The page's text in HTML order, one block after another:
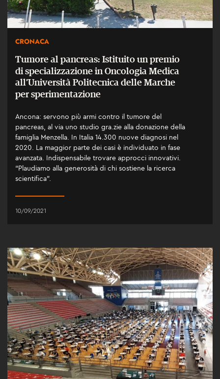
CRONACA
Tumore al pancreas: Istituito un premio
di specializzazione in Oncologia Medica
all’Università Politecnica delle Marche
per sperimentazione
Ancona: servono più armi contro il tumore del
pancreas, al via uno studio gra.zie alla donazione della
famiglia Menzella. In Italia 14.300 nuove diagnosi nel
2020. La maggior parte dei casi è individuato in fase
avanzata. Indispensabile trovare approcci innovativi.
“Plaudiamo alla generosità di chi sostiene la ricerca
scientifica”.
10/09/2021